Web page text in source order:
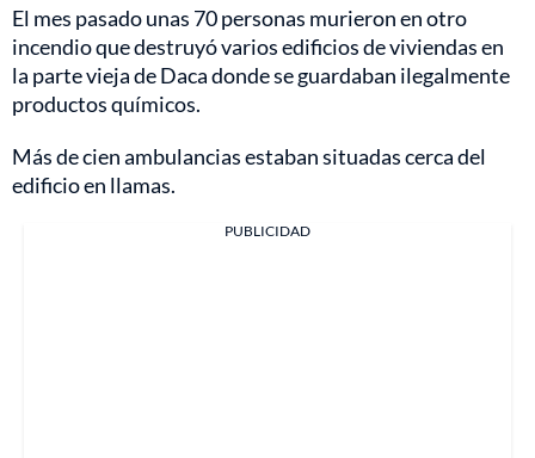
El mes pasado unas 70 personas murieron en otro
incendio que destruyó varios edificios de viviendas en
la parte vieja de Daca donde se guardaban ilegalmente
productos químicos.
Más de cien ambulancias estaban situadas cerca del
edificio en llamas.
PUBLICIDAD